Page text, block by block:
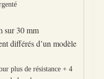
sur 30 mm
différés d’un modèle
plus de résistance + 4